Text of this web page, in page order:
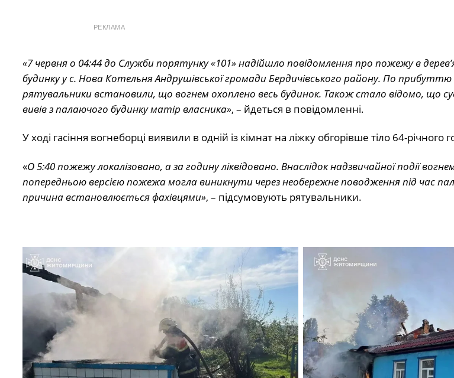
РЕКЛАМА
«7 червня о 04:44 до Служби порятунку «101» надійшло повідомлення про пожежу в
будинку у с. Нова Котельня Андрушівської громади Бердичівського району. По прибуттю
рятувальники встановили, що вогнем охоплено весь будинок. Також стало відомо, що
вивів з палаючого будинку матір власника», – йдеться в повідомленні.
У ході гасіння вогнеборці виявили в одній із кімнат на ліжку обгорівше тіло 64-річного
«О 5:40 пожежу локалізовано, а за годину ліквідовано. Внаслідок надзвичайної події
попередньою версією пожежа могла виникнути через необережне поводження під час
причина встановлюється фахівцями», – підсумовують рятувальники.